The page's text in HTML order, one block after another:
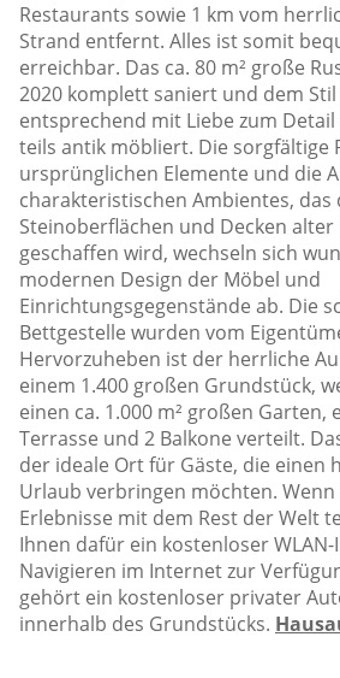
Restaurants sowie 1 km vom
Strand entfernt. Alles ist somit
erreichbar. Das ca. 80 m² große
2020 komplett saniert und dem Stil
entsprechend mit Liebe zum
teils antik möbliert. Die sorgfältige
ursprünglichen Elemente und die
charakteristischen Ambientes, das
Steinoberflächen und Decken alter
geschaffen wird, wechseln sich
modernen Design der Möbel und
Einrichtungsgegenstände ab. Die
Bettgestelle wurden vom
Hervorzuheben ist der herrliche
einem 1.400 großen Grundstück,
einen ca. 1.000 m² großen Garten,
Terrasse und 2 Balkone verteilt.
der ideale Ort für Gäste, die einen
Urlaub verbringen möchten. Wenn
Erlebnisse mit dem Rest der Welt
Ihnen dafür ein kostenloser
Navigieren im Internet zur
gehört ein kostenloser privater
innerhalb des Grundstücks.